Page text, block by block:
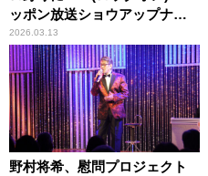
ッポン放送ショウアップナイ
ター」
2026.03.13
野村将希、慰問プロジェクト